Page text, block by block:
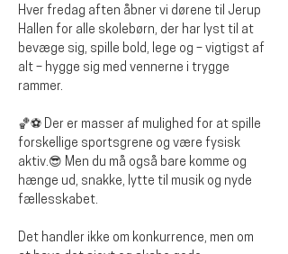
Hver fredag aften åbner vi dørene til Jerup
Hallen for alle skolebørn, der har lyst til at
bevæge sig, spille bold, lege og – vigtigst af
alt – hygge sig med vennerne i trygge
rammer.
🏀⚽ Der er masser af mulighed for at spille
forskellige sportsgrene og være fysisk
aktiv.😎 Men du må også bare komme og
hænge ud, snakke, lytte til musik og nyde
fællesskabet.
Det handler ikke om konkurrence, men om